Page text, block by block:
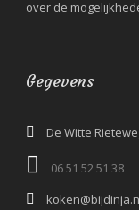
over de
Gegevens
De Witte
06 51 52 51 38‬